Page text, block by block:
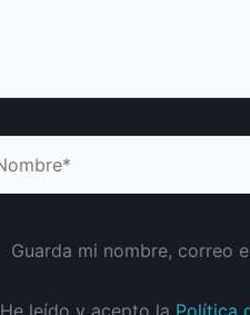
Guarda mi nombre, correo
He leído y acepto la Política